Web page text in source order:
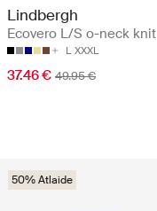
Lindbergh
Ecovero L/S o-neck knit
L XXXL
37.46 € 49.95 €
50% Atlaide